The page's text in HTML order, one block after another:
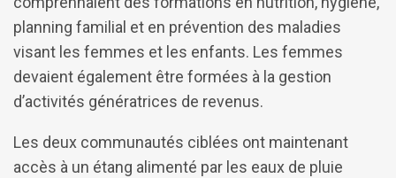
planning familial et en prévention des maladies
visant les femmes et les enfants. Les femmes
devaient également être formées à la gestion
d’activités génératrices de revenus.
Les deux communautés ciblées ont maintenant
accès à un étang alimenté par les eaux de pluie